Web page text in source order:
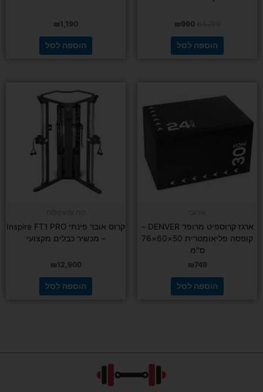
₪990
הוספה לסל
₪1,190
הוספה לסל
ארגז קרוספיט מרופד DENVER –
קופסה פליאומטרית 50×60×76
ס"מ
₪749
הוספה לסל
קרוס אובר פינתי Inspire FT1 PRO
– מכשיר כבלים מקצועי
₪12,900
הוספה לסל